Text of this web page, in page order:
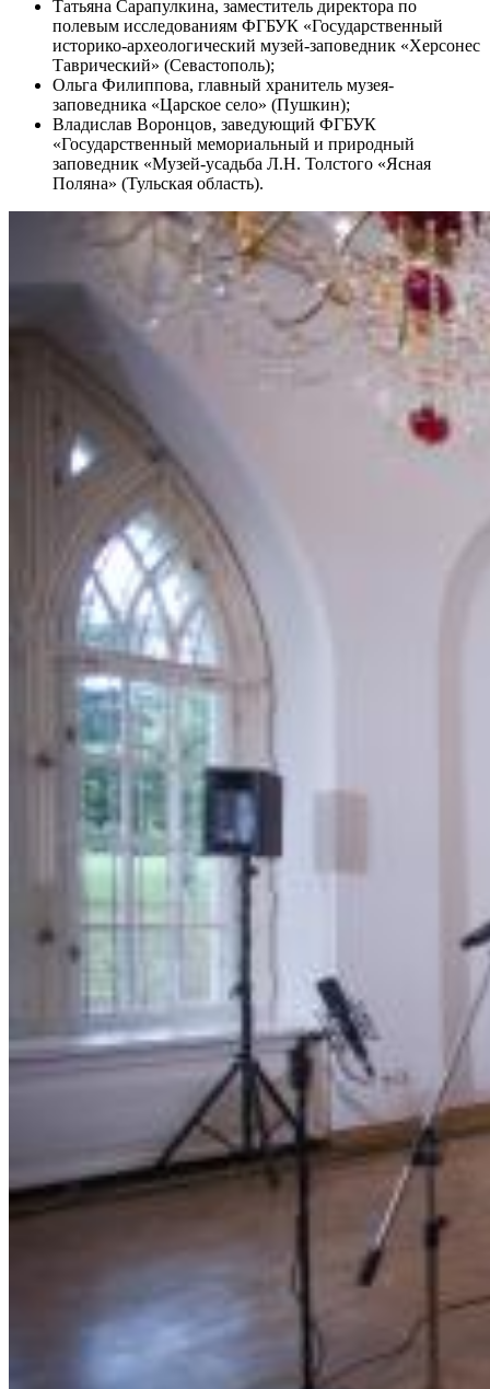
Татьяна Сарапулкина, заместитель директора по
полевым исследованиям ФГБУК «Государственный
историко-археологический музей-заповедник «Херсонес
Таврический» (Севастополь);
Ольга Филиппова, главный хранитель музея-
заповедника «Царское село» (Пушкин);
Владислав Воронцов, заведующий ФГБУК
«Государственный мемориальный и природный
заповедник «Музей-усадьба Л.Н. Толстого «Ясная
Поляна» (Тульская область).